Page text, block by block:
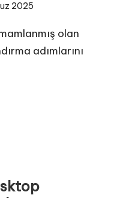
2025
olan
adımlarını